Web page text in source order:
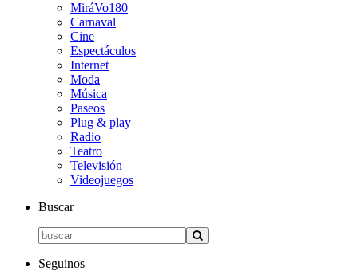
MiráVo180
Carnaval
Cine
Espectáculos
Internet
Moda
Música
Paseos
Plug & play
Radio
Teatro
Televisión
Videojuegos
Buscar
Seguinos